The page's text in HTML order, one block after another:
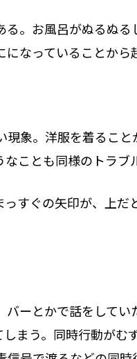
。お風呂がぬるぬ
なっていることから
象。洋服を着るこ
ことも同様のトラブ
すぐの矢印が、上だ
ーとかで話をしてい
まう。同時行動がむ